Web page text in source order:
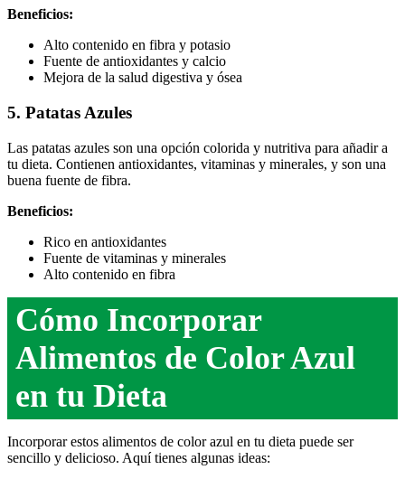
Beneficios:
Alto contenido en fibra y potasio
Fuente de antioxidantes y calcio
Mejora de la salud digestiva y ósea
5. Patatas Azules
Las patatas azules son una opción colorida y nutritiva para añadir a
tu dieta. Contienen antioxidantes, vitaminas y minerales, y son una
buena fuente de fibra.
Beneficios:
Rico en antioxidantes
Fuente de vitaminas y minerales
Alto contenido en fibra
Cómo Incorporar
Alimentos de Color Azul
en tu Dieta
Incorporar estos alimentos de color azul en tu dieta puede ser
sencillo y delicioso. Aquí tienes algunas ideas: